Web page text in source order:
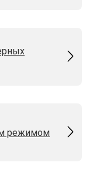
режимом